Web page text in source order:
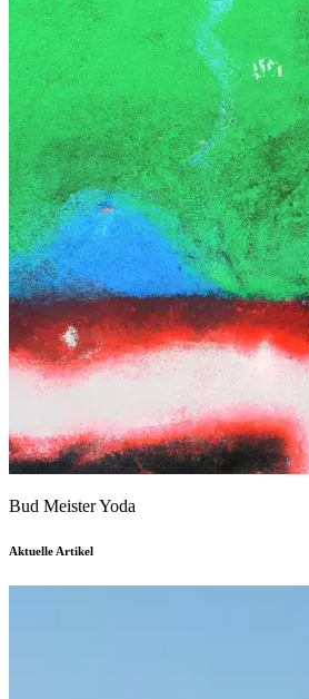
Bud Meister Yoda
Aktuelle Artikel